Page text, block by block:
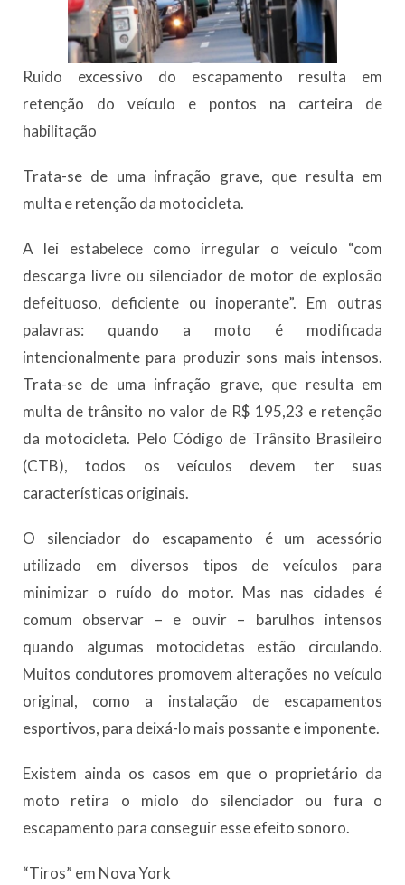
Ruído excessivo do escapamento resulta em
retenção do veículo e pontos na carteira de
habilitação
Trata-se de uma infração grave, que resulta em
multa e retenção da motocicleta.
A lei estabelece como irregular o veículo “com
descarga livre ou silenciador de motor de explosão
defeituoso, deficiente ou inoperante”. Em outras
palavras: quando a moto é modificada
intencionalmente para produzir sons mais intensos.
Trata-se de uma infração grave, que resulta em
multa de trânsito no valor de R$ 195,23 e retenção
da motocicleta. Pelo Código de Trânsito Brasileiro
(CTB), todos os veículos devem ter suas
características originais.
O silenciador do escapamento é um acessório
utilizado em diversos tipos de veículos para
minimizar o ruído do motor. Mas nas cidades é
comum observar – e ouvir – barulhos intensos
quando algumas motocicletas estão circulando.
Muitos condutores promovem alterações no veículo
original, como a instalação de escapamentos
esportivos, para deixá-lo mais possante e imponente.
Existem ainda os casos em que o proprietário da
moto retira o miolo do silenciador ou fura o
escapamento para conseguir esse efeito sonoro.
“Tiros” em Nova York